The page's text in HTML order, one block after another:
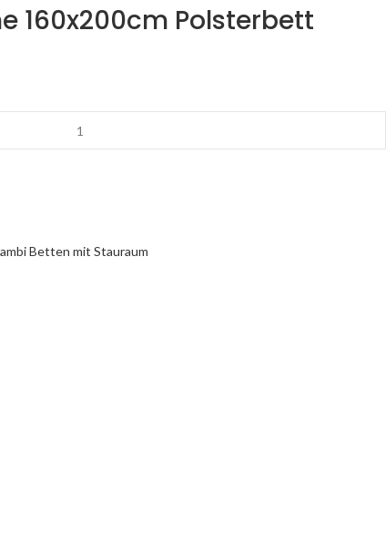
160x200cm Polsterbett
Betten mit Stauraum